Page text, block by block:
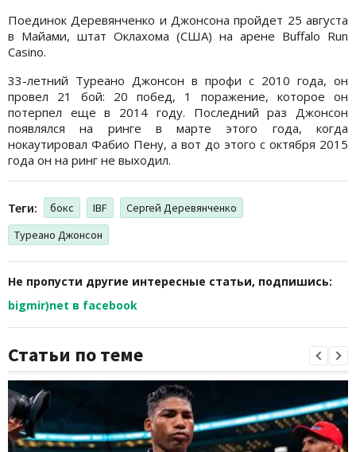
Поединок Деревянченко и Джонсона пройдет 25 августа
в Майами, штат Оклахома (США) на арене Buffalo Run
Casino.
33-летний Туреано Джонсон в профи с 2010 года, он
провел 21 бой: 20 побед, 1 поражение, которое он
потерпел еще в 2014 году. Последний раз Джонсон
появлялся на ринге в марте этого года, когда
нокаутировал Фабио Пену, а вот до этого с октября 2015
года он на ринг не выходил.
Теги: бокс IBF
Сергей Деревянченко
Туреано Джонсон
Не пропусти другие интересные статьи, подпишись:
bigmir)net в facebook
Статьи по теме